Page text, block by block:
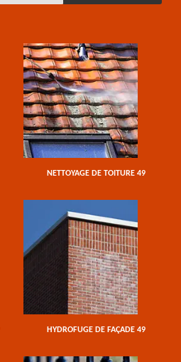
NETTOYAGE DE TOITURE 49
HYDROFUGE DE FAÇADE 49